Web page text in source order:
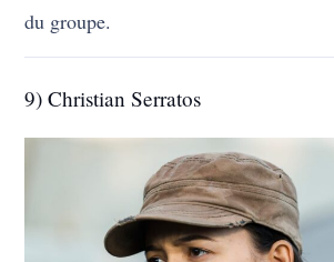
du groupe.
9) Christian Serratos